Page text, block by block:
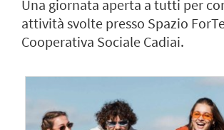
Una giornata aperta a tutti per
attività svolte presso Spazio
Cooperativa Sociale Cadiai.